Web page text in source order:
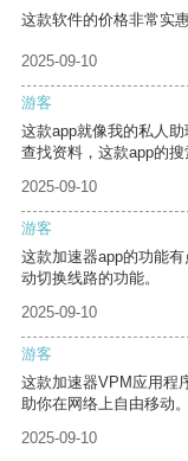
这款软件的价格非常实
2025-09-10
游客
这款app就像我的私人
查找资料，这款app的
2025-09-10
游客
这款加速器app的功能
动切换线路的功能。
2025-09-10
游客
这款加速器VPM应用程
助你在网络上自由移动。
2025-09-10